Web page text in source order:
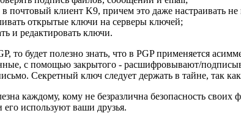
в почтовый клиент K9, причем это даже настраивать не
открытые ключи на серверы ключей;
и редактировать ключи.
то будет полезно знать, что в PGP применяется
с помощью закрытого - расшифровывают/
Секретный ключ следует держать в тайне, так
каждому, кому не безразлична безопасность
его используют ваши друзья.